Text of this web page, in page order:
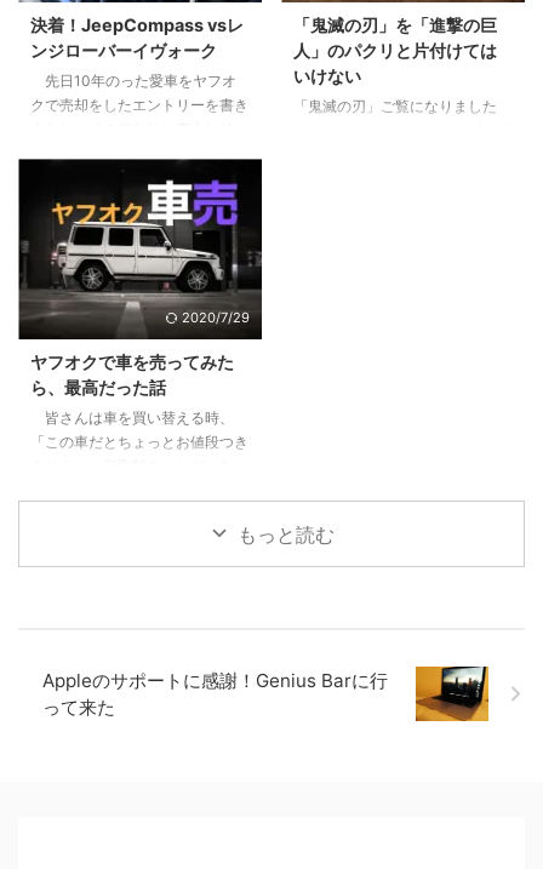
れだけは知っておこう】2 pM型
のあなたは、自己マン注意報3
Pm型のあなたは、無理にPM目指
さなくていいかも4 pm型のあな
た、大丈夫。これから楽しめる5
ーとしての次の次元へ6 ご自分の
PM型を診断して ...
くないが、減らすことができにく
い4 やってよかったと思う２つの
こと4.1 税制や資産運用の勉強に
なる。自分で持つのは全然違う。
決着！JeepCompass vsレ
ンジローバーイヴォーク
先日10年のった愛車をヤフオ
クで売却をしたエントリーを書き
で感想をお伝えします。 目次1 前
提、僕は車選びの素人です2 車は
出不精な僕をアクティブにしてく
れた3 JeepCompassを選んだ３
つの理由3.1 レンジローバーイヴ
ォークよりも大人なお顔3.2 安さ
×嗜好性の合うブランド×SUVと
ていた安全性能4 JeepCompass
のよくなかった点5 ちなみにロー
ンで買いました 前提、僕は車選
びの素人です 僕 ...
「鬼滅の刃」を「進撃の巨
人」のパクリと片付けては
いけない
「鬼滅の刃」ご覧になりました
2020/7/29
ヤフオクで車を売ってみた
ら、最高だった話
皆さんは車を買い替える時、
「この車だとちょっとお値段つき
個人に売る。これハードル高そう
なイメージもありましたが、やっ
フオクでこの０円が15万円に！3
必要なステップは4つ。名義変更
もっと読む
Appleのサポートに感謝！Genius Barに行
って来た